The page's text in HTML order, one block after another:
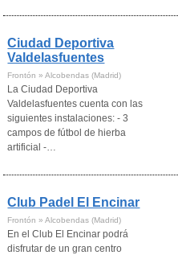
Ciudad Deportiva
Valdelasfuentes
Frontón » Alcobendas (Madrid)
La Ciudad Deportiva
Valdelasfuentes cuenta con las
siguientes instalaciones: - 3
campos de fútbol de hierba
artificial -…
Club Padel El Encinar
Frontón » Alcobendas (Madrid)
En el Club El Encinar podrá
disfrutar de un gran centro